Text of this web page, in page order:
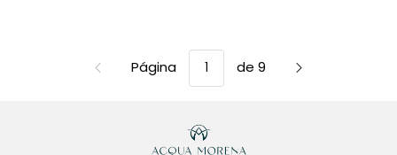
Página de 9